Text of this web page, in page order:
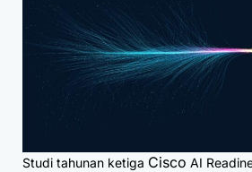
Studi tahunan ketiga Cisco AI